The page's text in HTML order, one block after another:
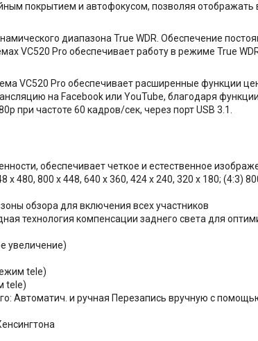
покрытием и автофокусом, позволяя отображать
диапазона True WDR. Обеспечение
VC520 Pro обеспечивает работу в режиме True
VC520 Pro обеспечивает расширенные функции
на Facebook или YouTube, благодаря
при частоте 60 кадров/сек, через порт USB 3.1.
обеспечивает четкое и естественное
480, 800 x 448, 640 x 360, 424 x 240, 320 x 180; (4:3)
обзора для включения всех участников
технология компенсации заднего света для
увеличение)
tele)
tele)
Автоматич. и ручная Перезапись вручную с